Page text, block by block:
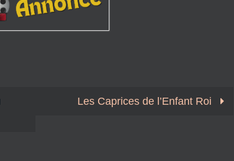
Les Caprices de l’Enfant Roi